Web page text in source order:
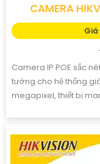
CAMERA
Giá
Camera IP POE sắc
tưởng cho hệ thống
megapixel, thiết bị